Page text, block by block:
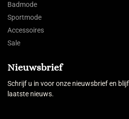
Badmode
Sportmode
Accessoires
Sale
Nieuwsbrief
Schrijf u in voor onze nieuwsbrief en
laatste nieuws.